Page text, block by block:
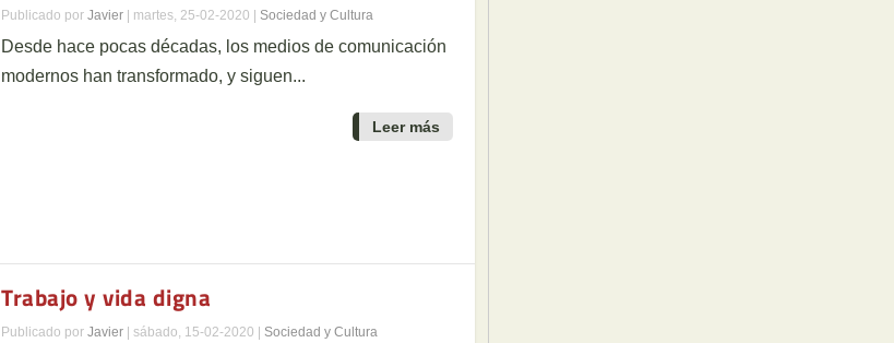
Publicado por Javier martes, 25-02-2020 Sociedad y Cultura
Desde hace pocas décadas, los medios de comunicación
modernos han transformado, y siguen...
Leer más
Trabajo y vida digna
Publicado por Javier | sábado, 15-02-2020 | Sociedad y Cultura